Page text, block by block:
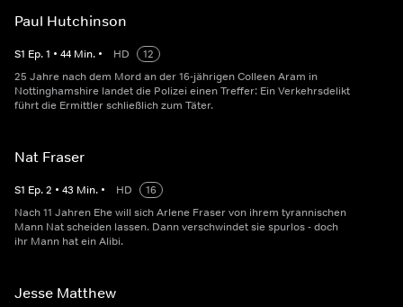
Paul Hutchinson
S1 Ep.1 • 44 Min. • HD
12
25 Jahre nach dem Mord an der 16-jährigen Colleen Aram in
Nottinghamshire landet die Polizei einen Treffer: Ein Verkehrsdelikt
führt die Ermittler schließlich zum Täter.
Nat Fraser
S1 Ep.2 • 43 Min. • HD
16
Nach 11 Jahren Ehe will sich Arlene Fraser von ihrem tyrannischen
Mann Nat scheiden lassen. Dann verschwindet sie spurlos - doch
ihr Mann hat ein Alibi.
Jesse Matthew